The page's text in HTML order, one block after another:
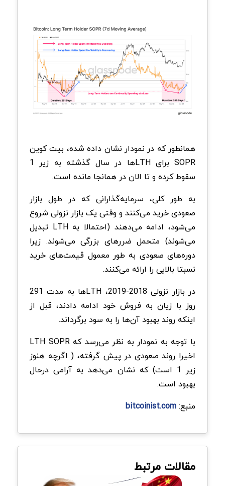
همانطور که در نمودار نشان داده شده، بیت کوین
SOPR برای LTH‌ها در سال گذشته به زیر 1
سقوط کرده و تا الان در همانجا مانده است.
به طور کلی، سرمایه‌گذارانی که در طول بازار
صعودی خرید می‌کنند و وقتی یک بازار نزولی شروع
می‌شود، ادامه می‌دهند (احتمالا به LTH تبدیل
می‌شوند) متحمل ضررهای بزرگی می‌شوند. زیرا
دوره‌های صعودی به طور معمول قیمت‌های خرید
نسبتا بالایی را ارائه می‌کنند.
در بازار نزولی 2018-2019، LTH‌ها به مدت 291
روز با زیان به فروش خود ادامه دادند، قبل از
اینکه روند بهبود آن‌ها را به سود برگرداند.
با توجه به نمودار به نظر می‌رسد که LTH SOPR
اخیرا روند صعودی در پیش گرفته، ( اگرچه هنوز
زیر 1 است) که نشان می‌دهد به آرامی درحال
بهبود است.
منبع:bitcoinist.com
مقالات مرتبط